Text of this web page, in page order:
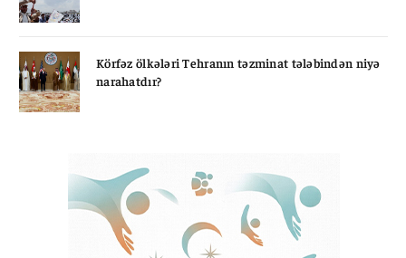
Körfəz ölkələri Tehranın təzminat tələbindən niyə
narahatdır?